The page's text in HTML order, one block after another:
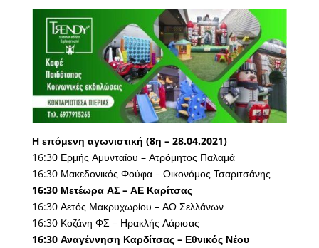
Η επόμενη αγωνιστική (8η – 28.04.2021)
16:30 Ερμής Αμυνταίου – Ατρόμητος Παλαμά
16:30 Μακεδονικός Φούφα – Οικονόμος Τσαριτσάνης
16:30 Μετέωρα ΑΣ – ΑΕ Καρίτσας
16:30 Αετός Μακρυχωρίου – ΑΟ Σελλάνων
16:30 Κοζάνη ΦΣ – Ηρακλής Λάρισας
16:30 Αναγέννηση Καρδίτσας – Εθνικός Νέου